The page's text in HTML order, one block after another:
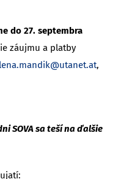
do 27. septembra
záujmu a platby
,
SOVA sa teší na ďalšie